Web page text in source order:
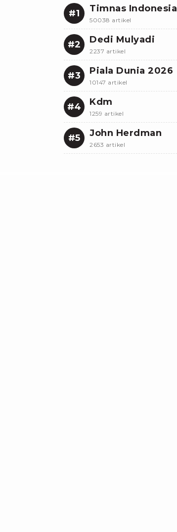
#1 Timnas Indonesia
50038 artikel
#2 Dedi Mulyadi
2237 artikel
#3 Piala Dunia 2026
10147 artikel
#4 Kdm
1259 artikel
#5 John Herdman
2653 artikel